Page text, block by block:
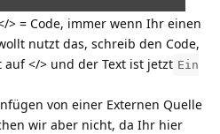
> = Code, immer wenn Ihr einen
nutzt das, schreib den Code,
</> und der Text ist jetzt Ein
von einer Externen Quelle
wir aber nicht, da Ihr hier